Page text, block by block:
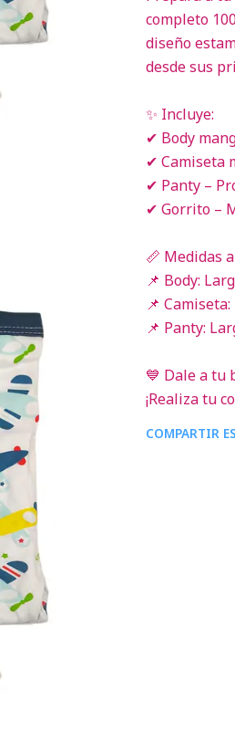
completo
diseño
desde sus
✨ Incluye:
✔ Body
✔ Camiseta
✔ Panty –
✔ Gorrito –
📏 Medidas
📌 Body:
📌
📌 Panty:
💙 Dale a tu
¡Realiza tu
COMPARTIR